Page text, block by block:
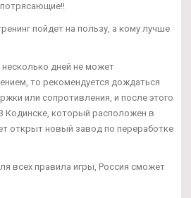
пойдет на пользу, а кому лучше
дней не может
то рекомендуется дождаться
или сопротивления, и после этого
Кодинске, который расположен в
открыт новый завод по переработке
всех правила игры, Россия сможет